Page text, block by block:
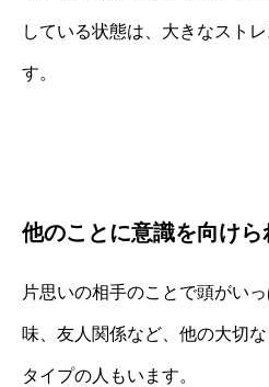
している状態は、大きなスト
す。
他のことに意識を向けら
片思いの相手のことで頭がい
味、友人関係など、他の大切
タイプの人もいます。